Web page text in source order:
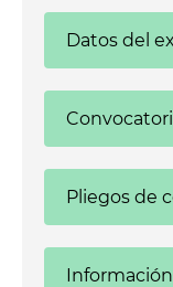
Datos del
Pliegos de